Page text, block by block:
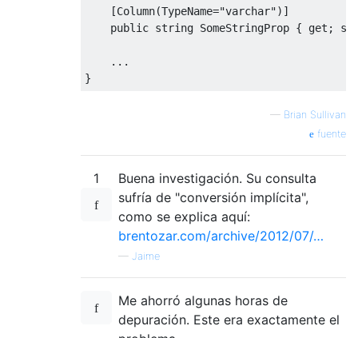
[Column(TypeName="varchar")]
public string SomeStringProp { get ;
...
}
— Brian Sullivan
fuente
1
Buena investigación. Su consulta
sufría de "conversión implícita",
como se explica aquí:
brentozar.com/archive/2012/07/…
— Jaime
Me ahorró algunas horas de
depuración. Este era exactamente el